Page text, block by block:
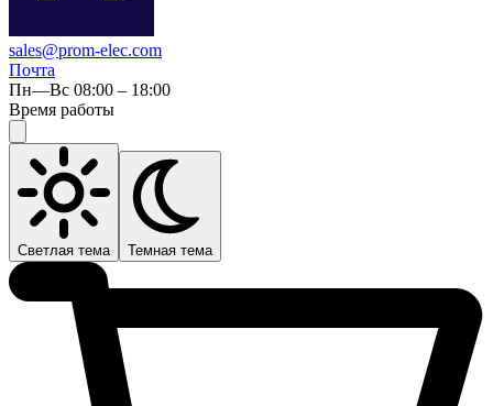
sales@prom-elec.com
Почта
Пн—Вс 08:00 – 18:00
Время работы
Светлая тема Темная тема